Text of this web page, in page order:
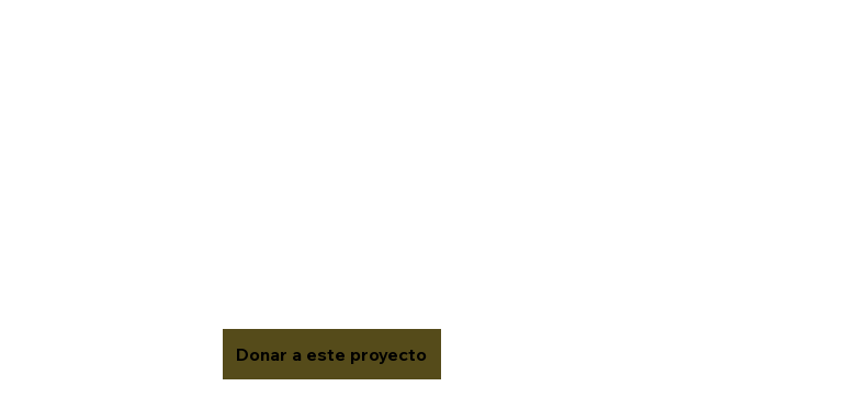
valor.
Donar a este proyecto